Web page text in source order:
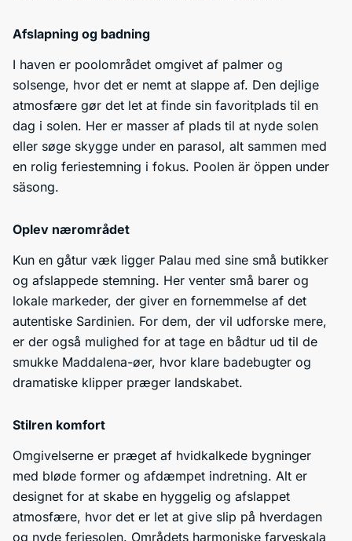
Afslapning og badning
I haven er poolområdet omgivet af palmer og
solsenge, hvor det er nemt at slappe af. Den dejlige
atmosfære gør det let at finde sin favoritplads til en
dag i solen. Her er masser af plads til at nyde solen
eller søge skygge under en parasol, alt sammen med
en rolig feriestemning i fokus. Poolen är öppen under
säsong.
Oplev nærområdet
Kun en gåtur væk ligger Palau med sine små butikker
og afslappede stemning. Her venter små barer og
lokale markeder, der giver en fornemmelse af det
autentiske Sardinien. For dem, der vil udforske mere,
er der også mulighed for at tage en bådtur ud til de
smukke Maddalena-øer, hvor klare badebugter og
dramatiske klipper præger landskabet.
Stilren komfort
Omgivelserne er præget af hvidkalkede bygninger
med bløde former og afdæmpet indretning. Alt er
designet for at skabe en hyggelig og afslappet
atmosfære, hvor det er let at give slip på hverdagen
og nyde feriesolen. Områdets harmoniske farveskala